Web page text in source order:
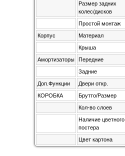
Размер задних
колес/дисков
Простой монтаж
Корпус
Материал
Крыша
Амортизаторы
Передние
Задние
Доп.Функции
Двери откр.
КОРОБКА
Брутто/Размер
Кол-во слоев
Наличие цветного
постера
Цвет картона